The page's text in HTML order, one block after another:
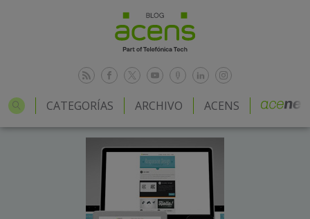
CATEGORÍAS ARCHIVO ACENS